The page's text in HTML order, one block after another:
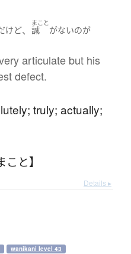
けど、
まこと
誠 がないのが
articulate but his
defect.
truly; actually;
と】
Details ▸
wanikani level 43